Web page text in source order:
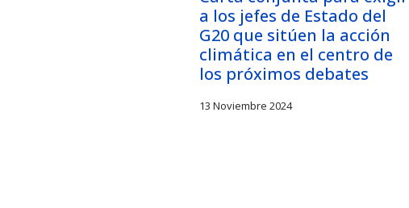
a los jefes de Estado del
G20 que sitúen la acción
climática en el centro de
los próximos debates
13 Noviembre 2024